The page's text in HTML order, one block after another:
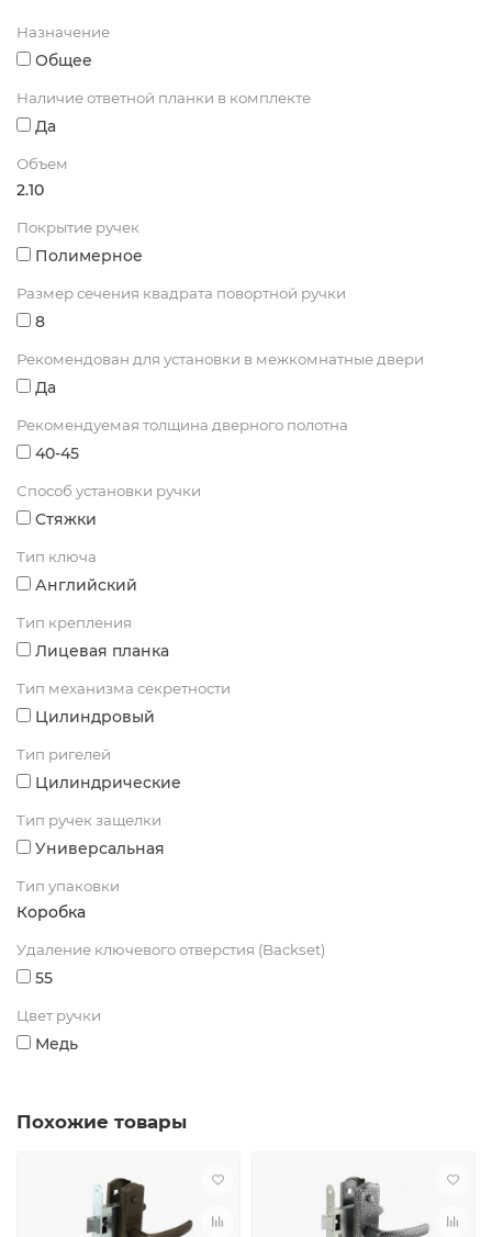
Назначение
Общее
Наличие ответной планки в комплекте
Да
Объем
2.10
Покрытие ручек
Полимерное
Размер сечения квадрата повортной ручки
8
Рекомендован для установки в межкомнатные двери
Да
Рекомендуемая толщина дверного полотна
40-45
Способ установки ручки
Стяжки
Тип ключа
Английский
Тип крепления
Лицевая планка
Тип механизма секретности
Цилиндровый
Тип ригелей
Цилиндрические
Тип ручек защелки
Универсальная
Тип упаковки
Коробка
Удаление ключевого отверстия (Backset)
55
Цвет ручки
Медь
Похожие товары